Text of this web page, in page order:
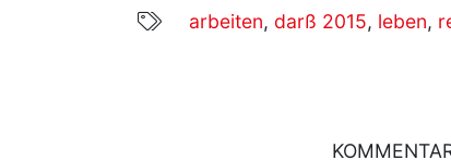
arbeiten, darß 2015, leben,